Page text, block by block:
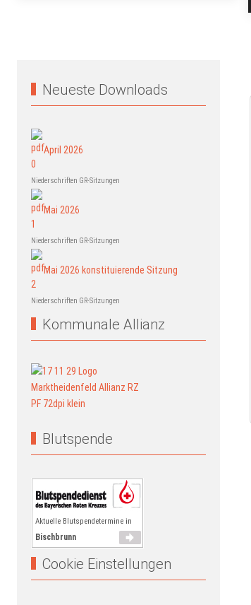
Neueste Downloads
April 2026
Niederschriften GR-Sitzungen
Mai 2026
Niederschriften GR-Sitzungen
Mai 2026 konstituierende Sitzung
Niederschriften GR-Sitzungen
Kommunale Allianz
Blutspende
Aktuelle Blutspendetermine in
Bischbrunn
Cookie Einstellungen